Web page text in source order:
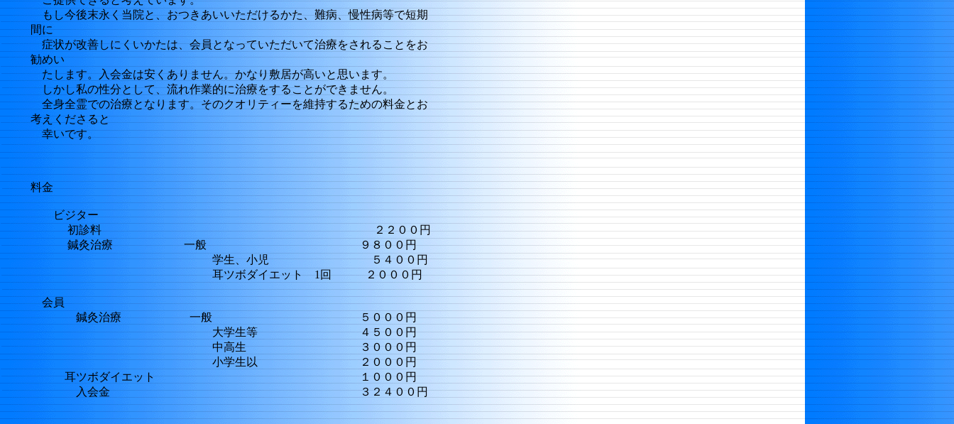
もし今後末永く当院と、おつきあいいただけるかた、難病、慢性病等で短期
間に
症状が改善しにくいかたは、会員となっていただいて治療をされることをお
勧めい
たします。入会金は安くありません。かなり敷居が高いと思います。
しかし私の性分として、流れ作業的に治療をすることができません。
全身全霊での治療となります。そのクオリティーを維持するための料金とお
考えくださると
幸いです。
料金
ビジター
初診料 ２２００円
鍼灸治療 一般 ９８００円
学生、小児 ５４００円
耳ツボダイエット 1回 ２０００円
会員
鍼灸治療 一般 ５０００円
大学生等 ４５００円
中高生 ３０００円
小学生以 ２０００円
耳ツボダイエット １０００円
入会金 ３２４００円